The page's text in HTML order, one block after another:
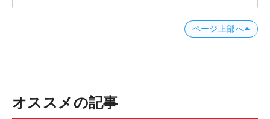
ページ上部へ
オススメの記事